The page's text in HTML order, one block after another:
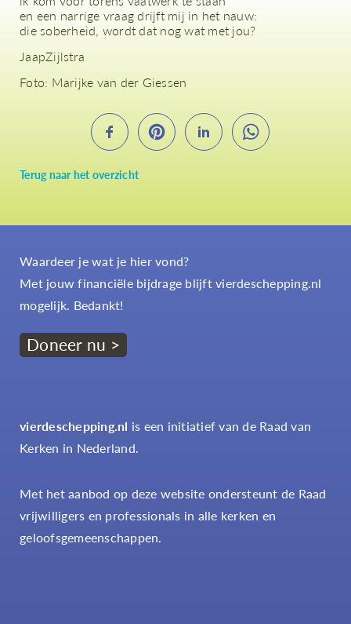
Terug naar het overzicht
en een narrige vraag drijft mij in het nauw:
die soberheid, wordt dat nog wat met jou?
JaapZijlstra
Foto: Marijke van der Giessen
Waardeer je wat je hier vond?
Met jouw financiële bijdrage blijft vierdeschepping.nl
mogelijk. Bedankt!
Doneer nu >
vierdeschepping.nl is een initiatief van de Raad van
Kerken in Nederland.
Met het aanbod op deze website ondersteunt de Raad
vrijwilligers en professionals in alle kerken en
geloofsgemeenschappen.